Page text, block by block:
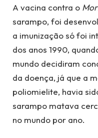
A vacina contra o
sarampo, foi
a imunização só foi
dos anos 1990,
mundo decidiram
da doença, já que a
poliomielite, havia
sarampo matava
no mundo por ano.